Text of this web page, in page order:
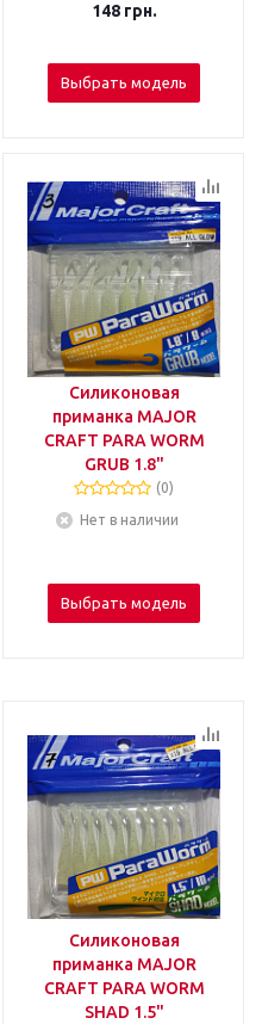
148грн.
Выбрать модель
Силиконовая
приманка MAJOR
CRAFT PARA WORM
GRUB 1.8"
(0)
Нет в наличии
Выбрать модель
Силиконовая
приманка MAJOR
CRAFT PARA WORM
SHAD 1.5"